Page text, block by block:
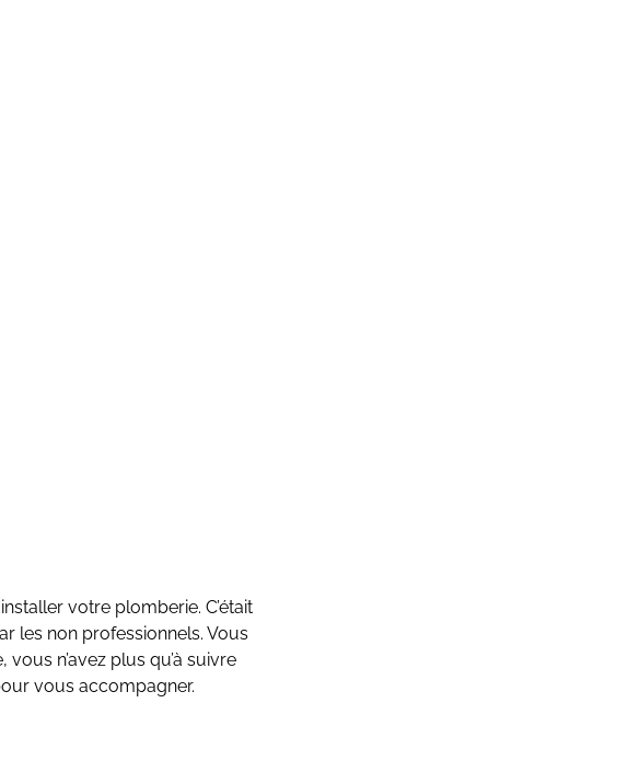
votre plomberie. C’était
les non professionnels. Vous
n’avez plus qu’à suivre
vous accompagner.